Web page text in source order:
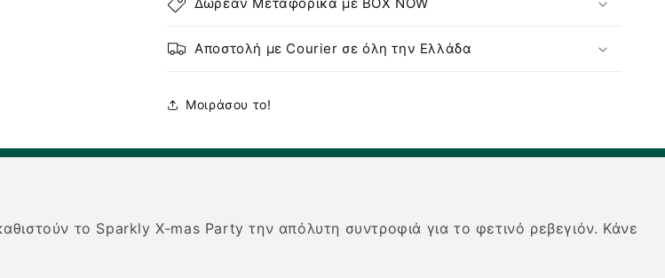
Sparkly
Party
Sparkly
Party
Αποστολή με Courier σε όλη την Ελλάδα
Μοιράσου το!
το Sparkly X-mas Party την απόλυτη συντροφιά για το φετινό ρεβεγιόν. Κάνε